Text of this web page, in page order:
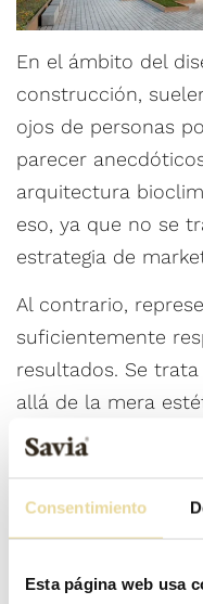
Consentimiento
Esta página web usa
En el ámbito del
construcción,
ojos de personas
parecer
arquitectura
eso, ya que no se
estrategia de
Al contrario,
suficientemente
resultados. Se
allá de la mera
perspectiva en
proyectistas que
destinadas a
brindar confort a
ventajas y